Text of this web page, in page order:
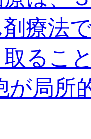
療法
るこ
が局所